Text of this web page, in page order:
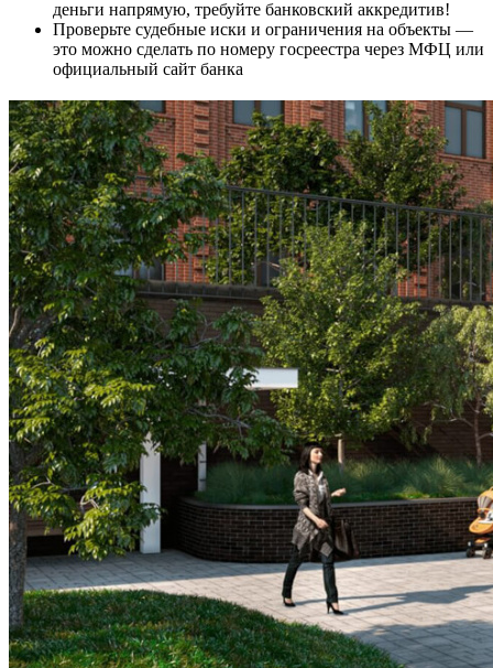
деньги напрямую, требуйте банковский аккредитив!
Проверьте судебные иски и ограничения на объекты —
это можно сделать по номеру госреестра через МФЦ или
официальный сайт банка